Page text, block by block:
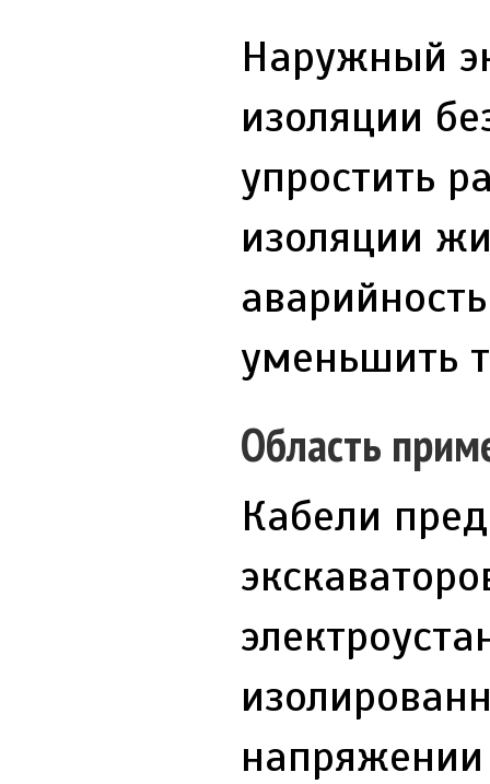
Наружный
изоляции
упростить
изоляции
уменьшить
Область
Кабели